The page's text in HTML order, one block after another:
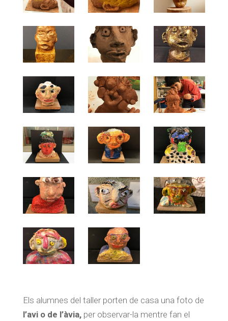
Els alumnes del taller porten de casa una foto de
l’avi o de l’àvia,per observar-la mentre fan el